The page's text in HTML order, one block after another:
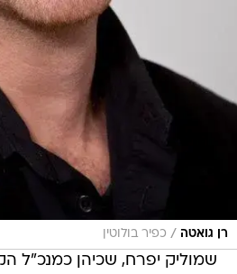
רן גואטה / כפיר בולוטין
שמוליק יפרח, שכיהן כמנכ"ל